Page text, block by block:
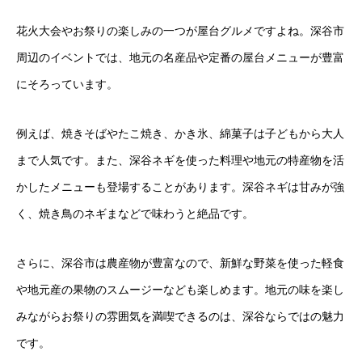
花火大会やお祭りの楽しみの一つが屋台グルメですよね。深谷市
周辺のイベントでは、地元の名産品や定番の屋台メニューが豊富
にそろっています。
例えば、焼きそばやたこ焼き、かき氷、綿菓子は子どもから大人
まで人気です。また、深谷ネギを使った料理や地元の特産物を活
かしたメニューも登場することがあります。深谷ネギは甘みが強
く、焼き鳥のネギまなどで味わうと絶品です。
さらに、深谷市は農産物が豊富なので、新鮮な野菜を使った軽食
や地元産の果物のスムージーなども楽しめます。地元の味を楽し
みながらお祭りの雰囲気を満喫できるのは、深谷ならではの魅力
です。